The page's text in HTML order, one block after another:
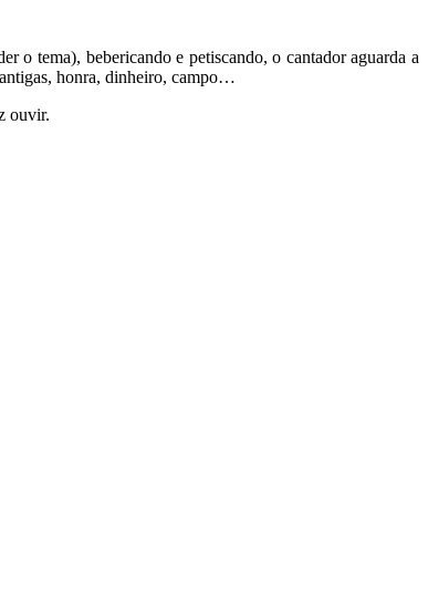
o tema), bebericando e petiscando, o cantador aguarda a
antigas, honra, dinheiro, campo…
ouvir.